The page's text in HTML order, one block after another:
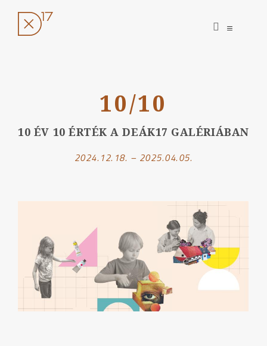
open
open
10/10
10 ÉV 10 ÉRTÉK A DEÁK17 GALÉRIÁBAN
2024.12.18. – 2025.04.05.